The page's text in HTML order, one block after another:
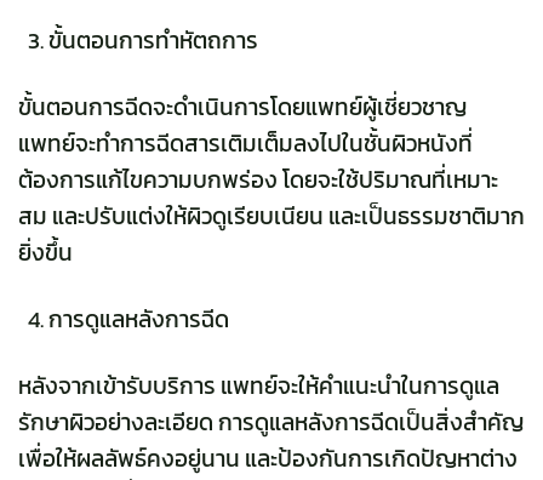
ขั้นตอนการทำหัตถการ
ขั้นตอนการฉีดจะดำเนินการโดยแพทย์ผู้เชี่ยวชาญ
แพทย์จะทำการฉีดสารเติมเต็มลงไปในชั้นผิวหนังที่
ต้องการแก้ไขความบกพร่อง โดยจะใช้ปริมาณที่เหมาะ
สม และปรับแต่งให้ผิวดูเรียบเนียน และเป็นธรรมชาติมาก
ยิ่งขึ้น
การดูแลหลังการฉีด
หลังจากเข้ารับบริการ แพทย์จะให้คำแนะนำในการดูแล
รักษาผิวอย่างละเอียด การดูแลหลังการฉีดเป็นสิ่งสำคัญ
เพื่อให้ผลลัพธ์คงอยู่นาน และป้องกันการเกิดปัญหาต่าง